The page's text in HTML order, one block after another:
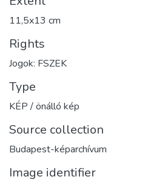
11,5x13 cm
Rights
Jogok: FSZEK
Type
KÉP / önálló kép
Source collection
Budapest-képarchívum
Image identifier